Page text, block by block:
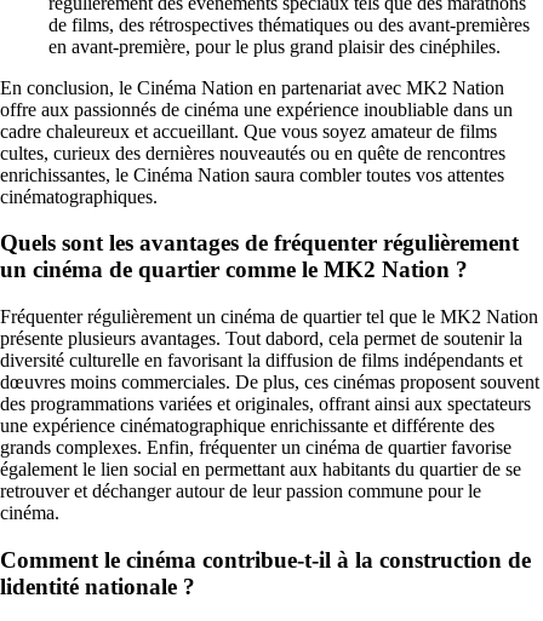
de films, des rétrospectives thématiques ou des avant-premières
en avant-première, pour le plus grand plaisir des cinéphiles.
En conclusion, le Cinéma Nation en partenariat avec MK2 Nation
offre aux passionnés de cinéma une expérience inoubliable dans un
cadre chaleureux et accueillant. Que vous soyez amateur de films
cultes, curieux des dernières nouveautés ou en quête de rencontres
enrichissantes, le Cinéma Nation saura combler toutes vos attentes
cinématographiques.
Quels sont les avantages de fréquenter régulièrement
un cinéma de quartier comme le MK2 Nation ?
Fréquenter régulièrement un cinéma de quartier tel que le MK2 Nation
présente plusieurs avantages. Tout dabord, cela permet de soutenir la
diversité culturelle en favorisant la diffusion de films indépendants et
dœuvres moins commerciales. De plus, ces cinémas proposent souvent
des programmations variées et originales, offrant ainsi aux spectateurs
une expérience cinématographique enrichissante et différente des
grands complexes. Enfin, fréquenter un cinéma de quartier favorise
également le lien social en permettant aux habitants du quartier de se
retrouver et déchanger autour de leur passion commune pour le
cinéma.
Comment le cinéma contribue-t-il à la construction de
lidentité nationale ?